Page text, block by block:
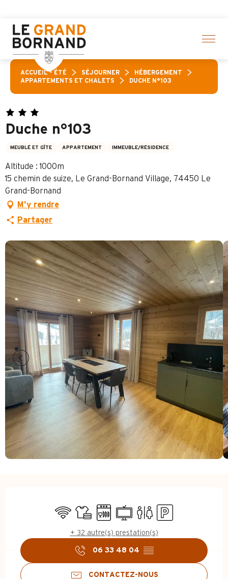
contenu
principal
ACCUEIL – ÉTÉ SÉJOURNER
HÉBERGEMENT
APPARTEMENTS ET CHALETS
DUCHE N°103
Duche n°103
MEUBLÉ ET GÎTE APPARTEMENT IMMEUBLE/RÉSIDENCE
Altitude : 1000m
15 chemin de suize, Le Grand-Bornand Village, 74450 Le
Grand-Bornand
M'y rendre
Partager
Ouverture et coordonnées
WiFi Draps et linge
Lave vaisselle
TélévisionToilettesParking
+ 32 autre(s) prestation(s)
06 33 48 04 ▒▒
CONTACTEZ-NOUS